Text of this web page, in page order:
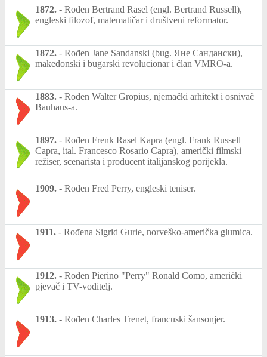
1872. - Rođen Bertrand Rasel (engl. Bertrand Russell),
engleski filozof, matematičar i društveni reformator.
1872. - Rođen Jane Sandanski (bug. Яне Сандански),
makedonski i bugarski revolucionar i član VMRO-a.
1883. - Rođen Walter Gropius, njemački arhitekt i osnivač
Bauhaus-a.
1897. - Rođen Frenk Rasel Kapra (engl. Frank Russell
Capra, ital. Francesco Rosario Capra), američki filmski
režiser, scenarista i producent italijanskog porijekla.
1909. - Rođen Fred Perry, engleski teniser.
1911. - Rođena Sigrid Gurie, norveško-američka glumica.
1912. - Rođen Pierino "Perry" Ronald Como, američki
pjevač i TV-voditelj.
1913. - Rođen Charles Trenet, francuski šansonjer.